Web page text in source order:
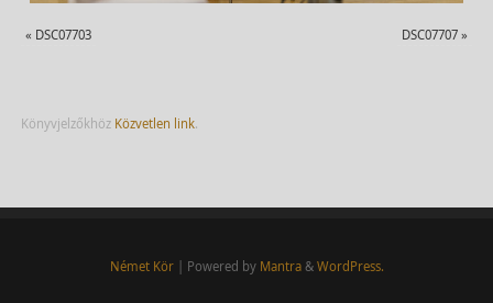
« DSC07703 DSC07707 »
Könyvjelzőkhöz Közvetlen link.
Német Kör| Powered by Mantra& WordPress.